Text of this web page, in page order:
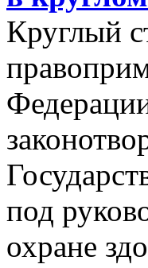
Круглый
под
охране